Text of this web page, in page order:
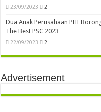
23/09/2023 2
Dua Anak Perusahaan PHI
The Best PSC 2023
22/09/2023 2
Advertisement